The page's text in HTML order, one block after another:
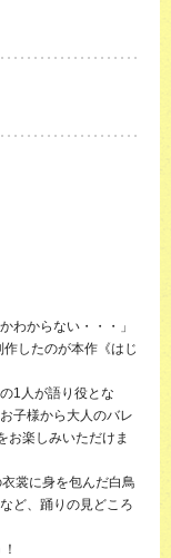
わからない・・・」
したのが本作《はじ
1人が語り役とな
子様から大人のバレ
お楽しみいただけま
裳に身を包んだ白鳥
ど、踊りの見どころ